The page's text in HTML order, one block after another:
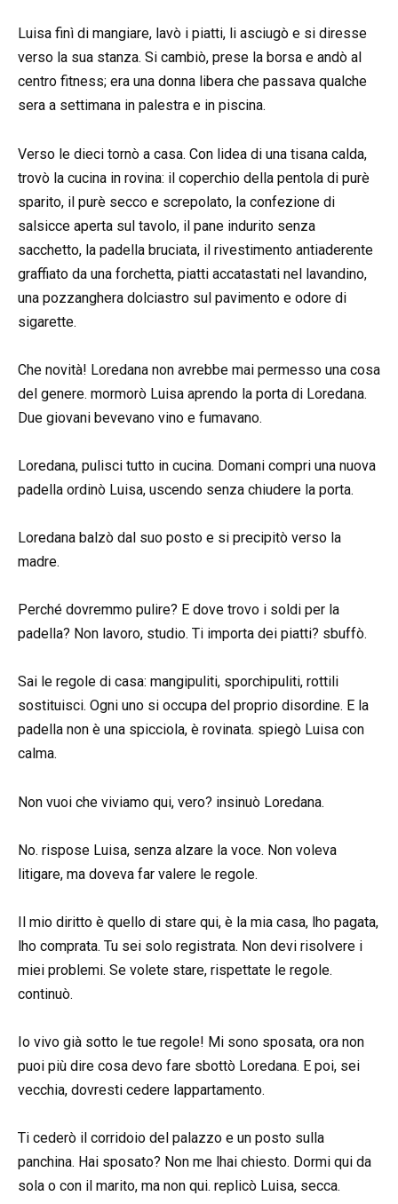
Luisa finì di mangiare, lavò i piatti, li asciugò e si diresse
verso la sua stanza. Si cambiò, prese la borsa e andò al
centro fitness; era una donna libera che passava qualche
sera a settimana in palestra e in piscina.
Verso le dieci tornò a casa. Con lidea di una tisana calda,
trovò la cucina in rovina: il coperchio della pentola di purè
sparito, il purè secco e screpolato, la confezione di
salsicce aperta sul tavolo, il pane indurito senza
sacchetto, la padella bruciata, il rivestimento antiaderente
graffiato da una forchetta, piatti accatastati nel lavandino,
una pozzanghera dolciastro sul pavimento e odore di
sigarette.
Che novità! Loredana non avrebbe mai permesso una cosa
del genere. mormorò Luisa aprendo la porta di Loredana.
Due giovani bevevano vino e fumavano.
Loredana, pulisci tutto in cucina. Domani compri una nuova
padella ordinò Luisa, uscendo senza chiudere la porta.
Loredana balzò dal suo posto e si precipitò verso la
madre.
Perché dovremmo pulire? E dove trovo i soldi per la
padella? Non lavoro, studio. Ti importa dei piatti? sbuffò.
Sai le regole di casa: mangipuliti, sporchipuliti, rottili
sostituisci. Ogni uno si occupa del proprio disordine. E la
padella non è una spicciola, è rovinata. spiegò Luisa con
calma.
Non vuoi che viviamo qui, vero? insinuò Loredana.
No. rispose Luisa, senza alzare la voce. Non voleva
litigare, ma doveva far valere le regole.
Il mio diritto è quello di stare qui, è la mia casa, lho pagata,
lho comprata. Tu sei solo registrata. Non devi risolvere i
miei problemi. Se volete stare, rispettate le regole.
continuò.
Io vivo già sotto le tue regole! Mi sono sposata, ora non
puoi più dire cosa devo fare sbottò Loredana. E poi, sei
vecchia, dovresti cedere lappartamento.
Ti cederò il corridoio del palazzo e un posto sulla
panchina. Hai sposato? Non me lhai chiesto. Dormi qui da
sola o con il marito, ma non qui. replicò Luisa, secca.